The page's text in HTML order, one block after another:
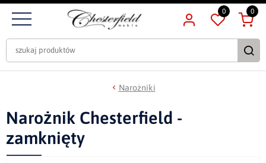
0 0
Narożniki
Narożnik Chesterfield -
zamknięty